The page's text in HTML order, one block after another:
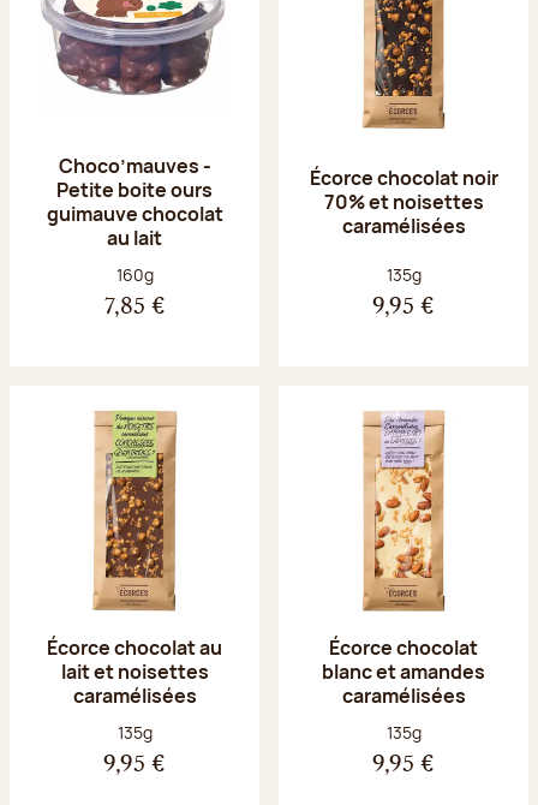
Choco’mauves -
Petite boite ours
guimauve chocolat
au lait
Poids net :
160g
7,85 €
Écorce chocolat noir
70% et noisettes
caramélisées
Poids net :
135g
9,95 €
Écorce chocolat au
lait et noisettes
caramélisées
Poids net :
135g
9,95 €
Écorce chocolat
blanc et amandes
caramélisées
Poids net :
135g
9,95 €